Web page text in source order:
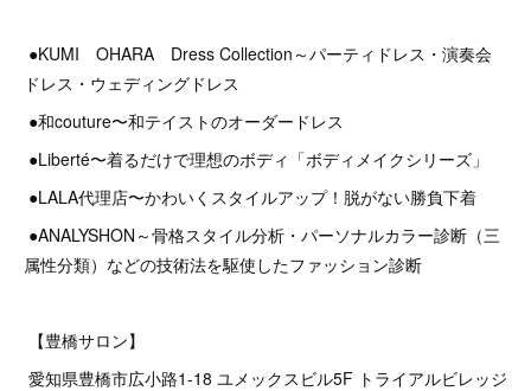
●KUMI OHARA Dress Collection～パーティドレス・演奏会
ドレス・ウェディングドレス
●和couture〜和テイストのオーダードレス
●Liberté〜着るだけで理想のボディ「ボディメイクシリーズ」
●LALA代理店〜かわいくスタイルアップ！脱がない勝負下着
●ANALYSHON～骨格スタイル分析・パーソナルカラー診断（三
属性分類）などの技術法を駆使したファッション診断
【豊橋サロン】
愛知県豊橋市広小路1-18 ユメックスビル5F トライアルビレッジ